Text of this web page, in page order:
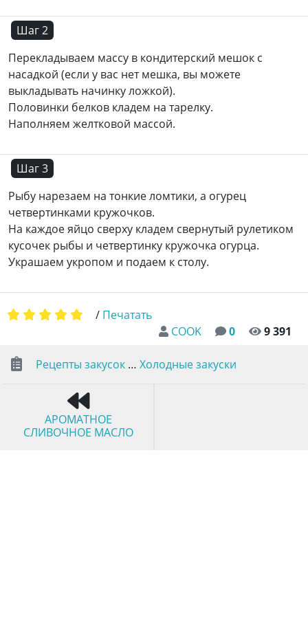
Шаг 2
Перекладываем массу в кондитерский мешок с
насадкой (если у вас нет мешка, вы можете
выкладывать начинку ложкой).
Половинки белков кладем на тарелку.
Наполняем желтковой массой.
Шаг 3
Рыбу нарезаем на тонкие ломтики, а огурец
четвертинками кружочков.
На каждое яйцо сверху кладем свернутый рулетиком
кусочек рыбы и четвертинку кружочка огурца.
Украшаем укропом и подаем к столу.
COOK 0 9 391
/ Печатать
Рецепты закусок … Холодные закуски
АРОМАТНОЕ
СЛИВОЧНОЕ МАСЛО